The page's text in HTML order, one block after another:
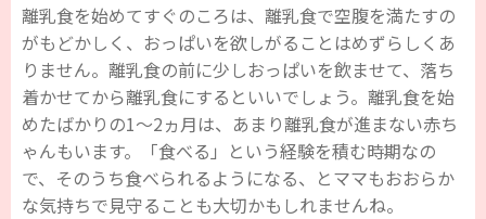
離乳食を始めてすぐのころは、離乳食で空腹を満たすの
がもどかしく、おっぱいを欲しがることはめずらしくあ
りません。離乳食の前に少しおっぱいを飲ませて、落ち
着かせてから離乳食にするといいでしょう。離乳食を始
めたばかりの1～2ヵ月は、あまり離乳食が進まない赤ち
ゃんもいます。「食べる」という経験を積む時期なの
で、そのうち食べられるようになる、とママもおおらか
な気持ちで見守ることも大切かもしれませんね。